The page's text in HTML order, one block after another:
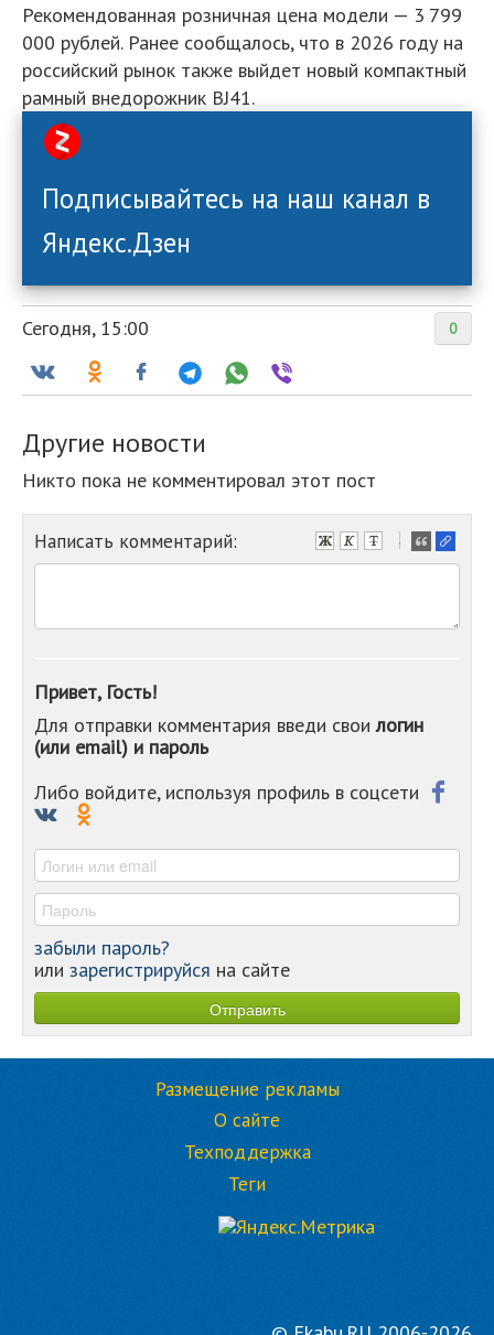
Рекомендованная розничная цена модели — 3 799
000 рублей. Ранее сообщалось, что в 2026 году на
российский рынок также выйдет новый компактный
рамный внедорожник BJ41.
Подписывайтесь на наш канал в
Яндекс.Дзен
0
Сегодня, 15:00
Другие новости
Никто пока не комментировал этот пост
Написать комментарий:
-
-
-
-
-
Привет, Гость!
Для отправки комментария введи своилогин
(или email) и пароль
Либо войдите, используя профиль в соцсети
забыли пароль?
или зарегистрируйся на сайте
Размещение рекламы
О сайте
Техподдержка
Теги